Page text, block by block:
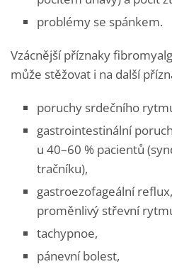
problémy se spánkem.
Vzácnější příznaky
může stěžovat i na další
poruchy srdečního
gastrointestinální
u 40–60 % pacientů
tračníku),
gastroezofageální
proměnlivý střevní
tachypnoe,
pánevní bolest,